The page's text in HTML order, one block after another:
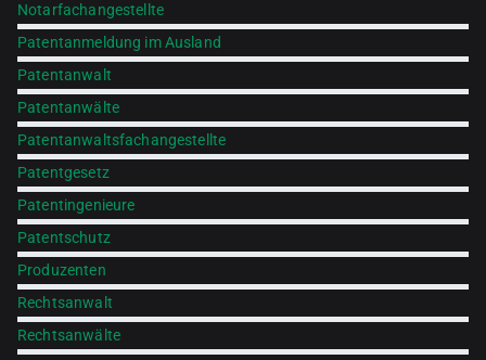
Notarfachangestellte
Patentanmeldung im Ausland
Patentanwalt
Patentanwälte
Patentanwaltsfachangestellte
Patentgesetz
Patentingenieure
Patentschutz
Produzenten
Rechtsanwalt
Rechtsanwälte